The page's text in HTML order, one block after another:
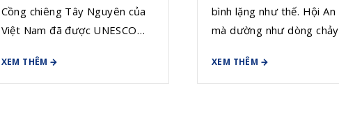
Cồng chiêng Tây Nguyên của
Việt Nam đã được UNESCO
tác văn hóa phi vật thể và
truyền khẩu của nhân loại. Sau
XEM THÊM
bình lặng như thế. Hội An
mà dường như dòng
nào vùi lấp đi cái không khí
xưa. Những mái ngói cũ
XEM THÊM